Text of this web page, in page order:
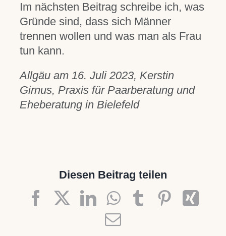
Im nächsten Beitrag schreibe ich, was
Gründe sind, dass sich Männer
trennen wollen und was man als Frau
tun kann.
Allgäu am 16. Juli 2023, Kerstin
Girnus, Praxis für Paarberatung und
Eheberatung in Bielefeld
Diesen Beitrag teilen
Facebook
X LinkedIn
WhatsApp
Tumblr
E-